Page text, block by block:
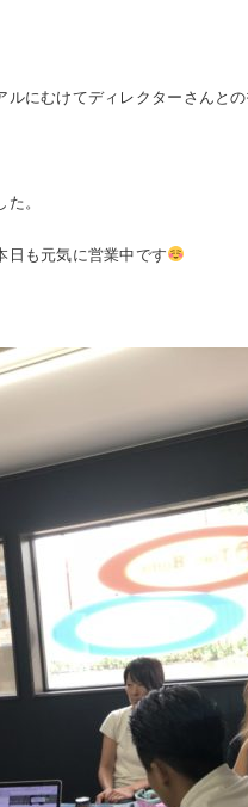
にむけてディレクターさんとの
。
日も元気に営業中です